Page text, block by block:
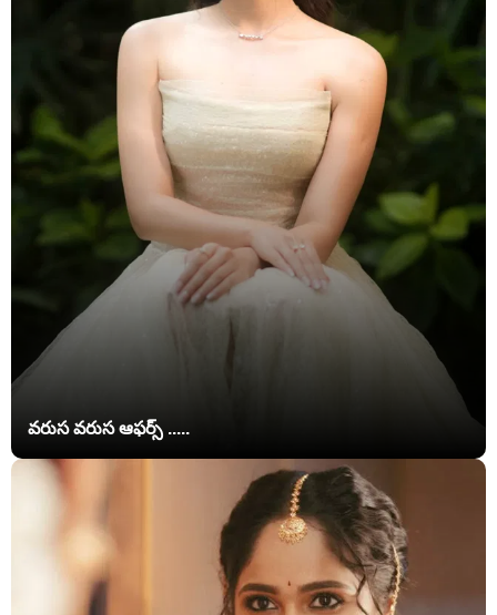
వరుస వరుస ఆఫర్స్ .....